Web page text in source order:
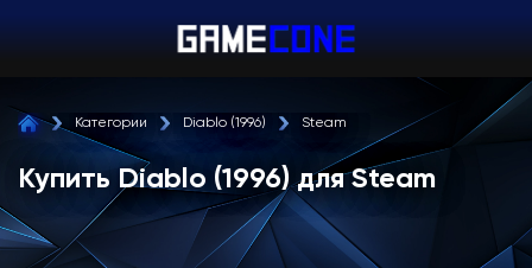
Категории Diablo (1996) Steam
Купить Diablo (1996) для Steam